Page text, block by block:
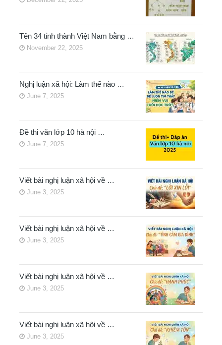
Tên 34 tỉnh thành Việt Nam bằng …
November 22, 2025
Nghị luận xã hội: Làm thế nào …
June 7, 2025
Đề thi văn lớp 10 hà nội …
June 7, 2025
Viết bài nghị luận xã hội về …
June 3, 2025
Viết bài nghị luận xã hội về …
June 3, 2025
Viết bài nghị luận xã hội về …
June 3, 2025
Viết bài nghị luận xã hội về …
June 3, 2025